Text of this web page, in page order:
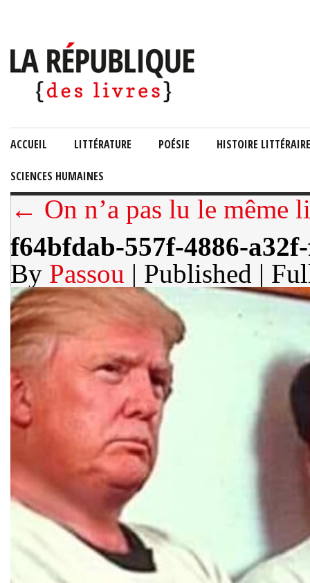
ACCUEIL LITTÉRATURE POÉSIE HISTOIRE LITTÉRAIRE
SCIENCES HUMAINES
← On n’a pas lu le même
f64bfdab-557f-4886-
By Passou | Published |